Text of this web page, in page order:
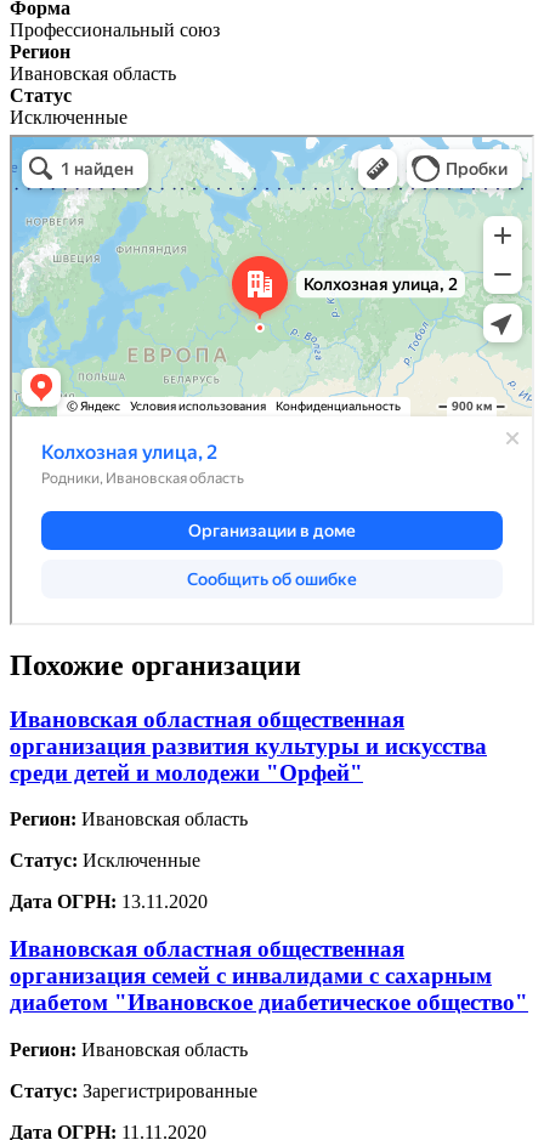
Форма
Профессиональный союз
Регион
Ивановская область
Статус
Исключенные
Похожие организации
Ивановская областная общественная
организация развития культуры и искусства
среди детей и молодежи "Орфей"
Регион: Ивановская область
Статус: Исключенные
Дата ОГРН: 13.11.2020
Ивановская областная общественная
организация семей с инвалидами с сахарным
диабетом "Ивановское диабетическое общество"
Регион: Ивановская область
Статус: Зарегистрированные
Дата ОГРН: 11.11.2020